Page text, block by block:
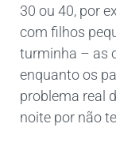
30 ou 40, por
com filhos
turminha – as
enquanto os
problema real
noite por não